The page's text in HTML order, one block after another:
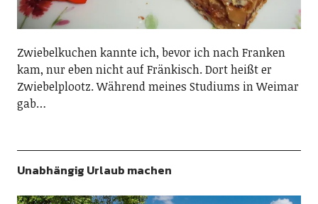
Zwiebelkuchen kannte ich, bevor ich nach Franken
kam, nur eben nicht auf Fränkisch. Dort heißt er
Zwiebelplootz. Während meines Studiums in Weimar
gab…
Unabhängig Urlaub machen